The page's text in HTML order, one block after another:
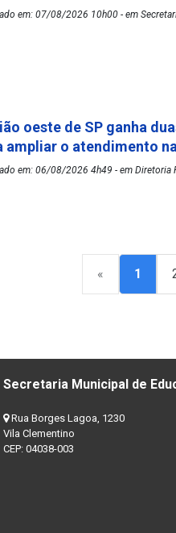
em: 07/08/2026 10h00 - em
oeste de SP ganha
ampliar o atendimento
em: 06/08/2026 4h49 - em Diretoria
« 1
Secretaria Municipal de
Rua Borges Lagoa, 1230
Vila Clementino
CEP: 04038-003